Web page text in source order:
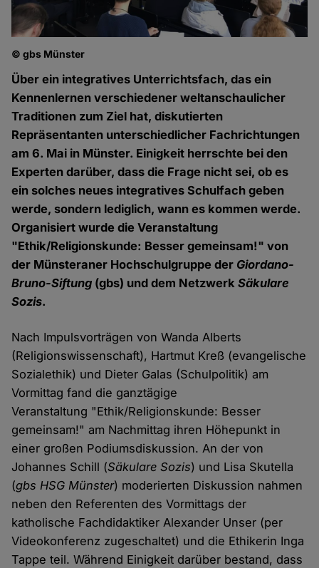
© gbs Münster
Über ein integratives Unterrichtsfach, das ein
Kennenlernen verschiedener weltanschaulicher
Traditionen zum Ziel hat, diskutierten
Repräsentanten unterschiedlicher Fachrichtungen
am 6. Mai in Münster. Einigkeit herrschte bei den
Experten darüber, dass die Frage nicht sei, ob es
ein solches neues integratives Schulfach geben
werde, sondern lediglich, wann es kommen werde.
Organisiert wurde die Veranstaltung
"Ethik/Religionskunde: Besser gemeinsam!" von
der Münsteraner Hochschulgruppe der Giordano-
Bruno-Siftung (gbs) und dem NetzwerkSäkulare
Sozis.
Nach Impulsvorträgen von Wanda Alberts
(Religionswissenschaft), Hartmut Kreß (evangelische
Sozialethik) und Dieter Galas (Schulpolitik) am
Vormittag fand die ganztägige
Veranstaltung "Ethik/Religionskunde: Besser
gemeinsam!" am Nachmittag ihren Höhepunkt in
einer großen Podiumsdiskussion. An der von
Johannes Schill (Säkulare Sozis) und Lisa Skutella
(gbs HSG Münster) moderierten Diskussion nahmen
neben den Referenten des Vormittags der
katholische Fachdidaktiker Alexander Unser (per
Videokonferenz zugeschaltet) und die Ethikerin Inga
Tappe teil. Während Einigkeit darüber bestand, dass